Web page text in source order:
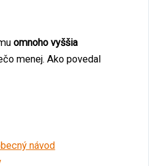
omnoho vyššia
menej. Ako povedal
návod